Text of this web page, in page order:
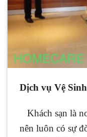
Dịch vụ Vệ
Khách sạn là
nên luôn có sự